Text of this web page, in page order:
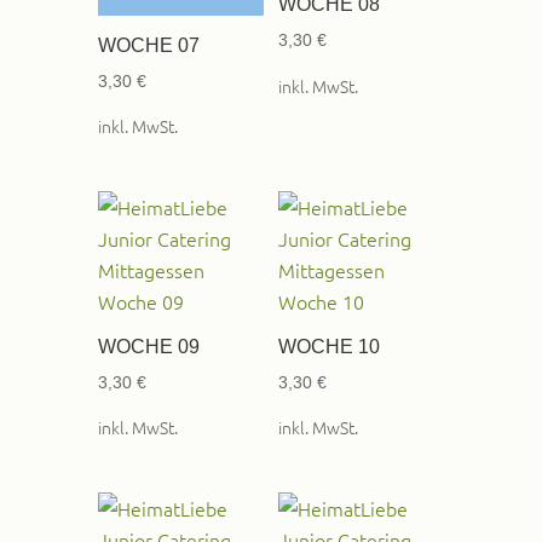
WOCHE 07
3,30 €
inkl. MwSt.
WOCHE 08
3,30 €
inkl. MwSt.
WOCHE 09
3,30 €
inkl. MwSt.
WOCHE 10
3,30 €
inkl. MwSt.